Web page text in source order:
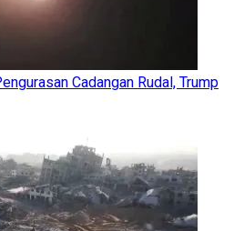
Cadangan Rudal, Trump